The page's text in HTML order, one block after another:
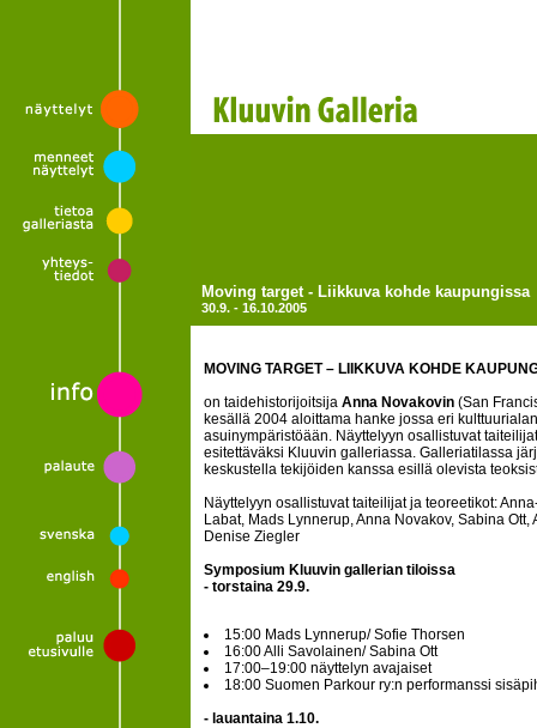
Moving target - Liikkuva kohde kaupungissa
30.9. - 16.10.2005
MOVING TARGET – LIIKKUVA KOHDE
on taidehistorijoitsija Anna Novakovin (San
kesällä 2004 aloittama hanke jossa eri
asuinympäristöään. Näyttelyyn osallistuvat
esitettäväksi Kluuvin galleriassa. Galleriatilassa
keskustella tekijöiden kanssa esillä olevista
Näyttelyyn osallistuvat taiteilijat ja teoreetikot:
Labat, Mads Lynnerup, Anna Novakov, Sabina
Denise Ziegler
Symposium Kluuvin gallerian tiloissa
- torstaina 29.9.
15:00 Mads Lynnerup/ Sofie Thorsen
16:00 Alli Savolainen/ Sabina Ott
17:00–19:00 näyttelyn avajaiset
18:00 Suomen Parkour ry:n performanssi
- lauantaina 1.10.